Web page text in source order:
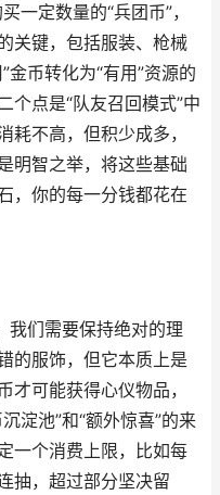
一定数量的“兵团币”，
关键，包括服装、枪械
金币转化为“有用”资源的
个点是“队友召回模式”中
耗不高，但积少成多，
明智之举，将这些基础
，你的每一分钱都花在
我们需要保持绝对的理
的服饰，但它本质上是
才可能获得心仪物品，
淀池”和“额外惊喜”的来
一个消费上限，比如每
抽，超过部分坚决留